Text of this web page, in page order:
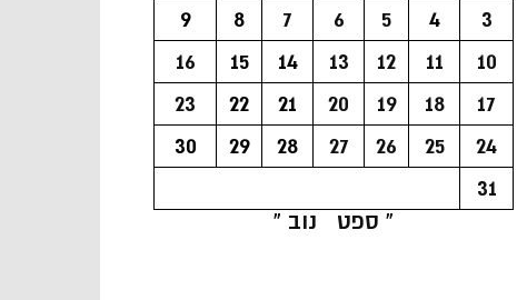
3
4
5
6
7
8
9
10
11
12
13
14
15
16
17
18
19
20
21
22
23
24
25
26
27
28
29
30
31
« ספט
נוב »